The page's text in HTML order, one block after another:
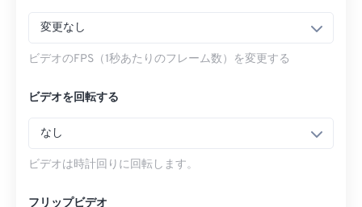
変更なし
ビデオのFPS（1秒あたりのフレーム数）を変更する
ビデオを回転する
なし
ビデオは時計回りに回転します。
フリップビデオ